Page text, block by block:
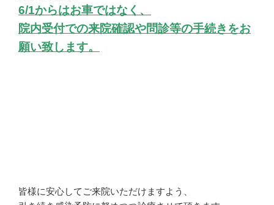
6/1からはお車ではなく、
院内受付での来院確認や問診等の手続きをお
願い致します。
皆様に安心してご来院いただけますよう、